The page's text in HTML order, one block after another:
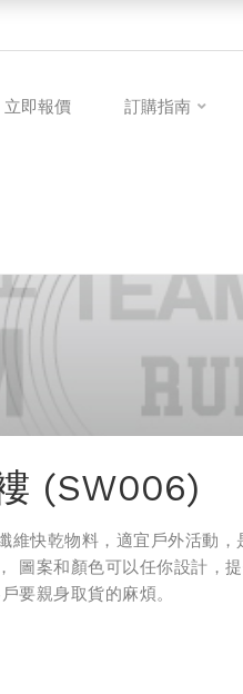
立即報價 訂購指南
(SW006)
維快乾物料，適宜戶外活動
圖案和顏色可以任你設計，
要親身取貨的麻煩。